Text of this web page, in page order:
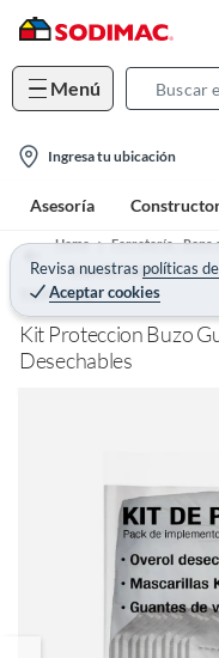
Menú
a
o
n
Ingresa tu ubicación
Asesoría
Revisa nuestras políticas
Aceptar cookies
Home
Ferretería - Ropa
Ropa de Trabajo
TOPSAFE
Kit Proteccion Buzo
Desechables